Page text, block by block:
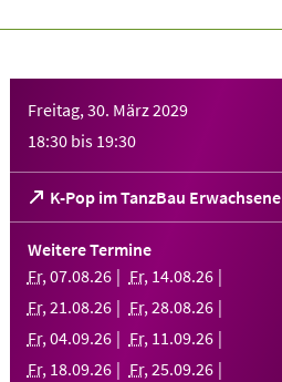
Freitag, 30. März 2029
18:30 bis 19:30
K-Pop im TanzBau Erwachsene
(Öffnet
in
einem
Tab)
Weitere Termine
Fr,07.08.26 Fr, 14.08.26
Fr,21.08.26 Fr,28.08.26
Fr,04.09.26 Fr, 11.09.26
Fr, 18.09.26 Fr,25.09.26